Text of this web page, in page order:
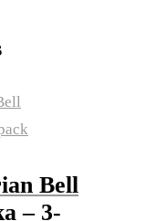
Bell
– 3-